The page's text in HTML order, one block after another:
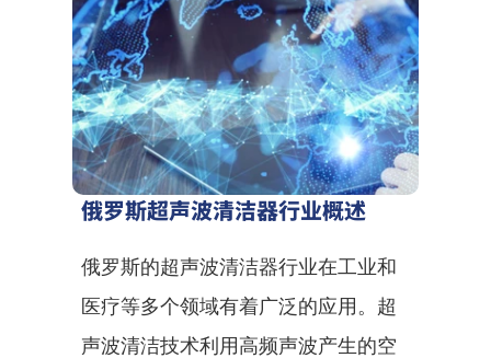
俄罗斯超声波清洁器行业概述
俄罗斯的超声波清洁器行业在工业和
医疗等多个领域有着广泛的应用。超
声波清洁技术利用高频声波产生的空